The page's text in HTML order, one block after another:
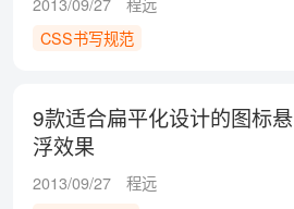
CSS书写规范
9款适合扁平化设计的图标悬
浮效果
2013/09/27
程远